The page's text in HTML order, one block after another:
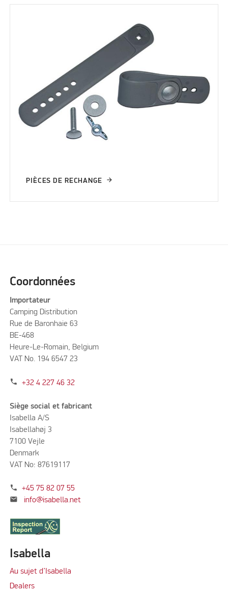
PIÈCES DE RECHANGE
Coordonnées
Importateur
Camping Distribution
Rue de Baronhaie 63
BE-468
Heure-Le-Romain, Belgium
VAT No. 194 6547 23
phone +32 4 227 46 32
Siège social et fabricant
Isabella A/S
Isabellahøj 3
7100 Vejle
Denmark
VAT No: 87619117
phone +45 75 82 07 55
mail info@isabella.net
Isabella
Au sujet d’Isabella
Dealers